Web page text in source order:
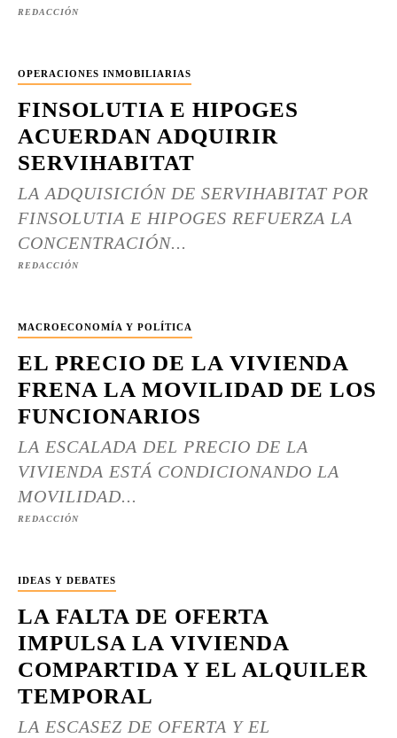
REDACCIÓN
OPERACIONES INMOBILIARIAS
FINSOLUTIA E HIPOGES
ACUERDAN ADQUIRIR
SERVIHABITAT
LA ADQUISICIÓN DE SERVIHABITAT POR
FINSOLUTIA E HIPOGES REFUERZA LA
CONCENTRACIÓN...
REDACCIÓN
MACROECONOMÍA Y POLÍTICA
EL PRECIO DE LA VIVIENDA
FRENA LA MOVILIDAD DE LOS
FUNCIONARIOS
LA ESCALADA DEL PRECIO DE LA
VIVIENDA ESTÁ CONDICIONANDO LA
MOVILIDAD...
REDACCIÓN
IDEAS Y DEBATES
LA FALTA DE OFERTA
IMPULSA LA VIVIENDA
COMPARTIDA Y EL ALQUILER
TEMPORAL
LA ESCASEZ DE OFERTA Y EL